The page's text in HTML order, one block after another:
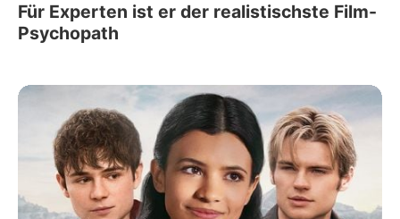
Für Experten ist er der realistischste Film-
Psychopath